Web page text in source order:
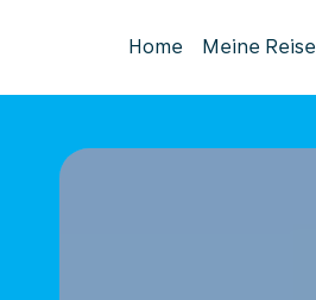
Home Meine Reise